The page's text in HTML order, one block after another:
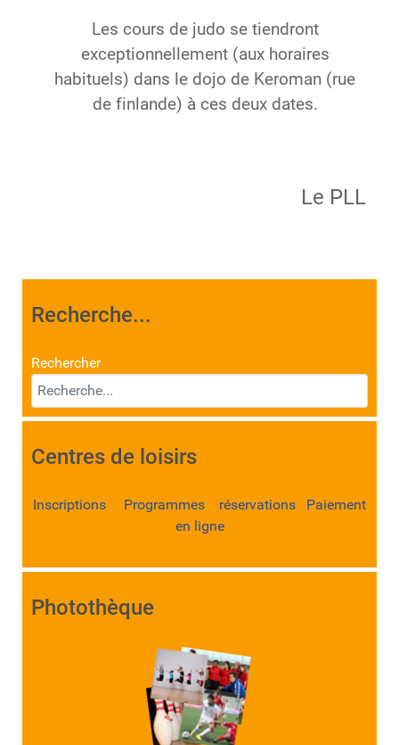
Les cours de judo se tiendront
exceptionnellement (aux horaires
habituels) dans le dojo de Keroman (rue
de finlande) à ces deux dates.
Le PLL
Recherche...
Rechercher
Centres de loisirs
Inscriptions Programmes réservations Paiement
en ligne
Photothèque